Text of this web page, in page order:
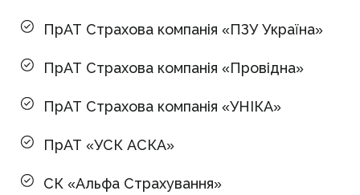
ПрАТ Страхова компанія «ПЗУ Україна»
ПрАТ Страхова компанія «Провідна»
ПрАТ Страхова компанія «УНІКА»
ПрАТ «УСК АСКА»
СК «Альфа Страхування»